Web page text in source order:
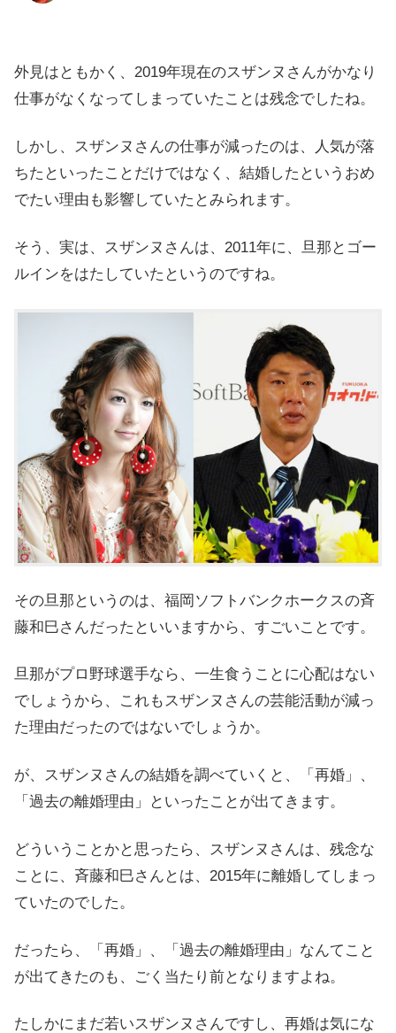
外見はともかく、2019年現在のスザンヌさんがかなり
仕事がなくなってしまっていたことは残念でしたね。
しかし、スザンヌさんの仕事が減ったのは、人気が落
ちたといったことだけではなく、結婚したというおめ
でたい理由も影響していたとみられます。
そう、実は、スザンヌさんは、2011年に、旦那とゴー
ルインをはたしていたというのですね。
その旦那というのは、 福岡ソフトバンクホークスの斉
藤和巳さんだったといいますから、すごいことです。
旦那がプロ野球選手なら、一生食うことに心配はない
でしょうから、これもスザンヌさんの芸能活動が減っ
た理由だったのではないでしょうか。
が、スザンヌさんの結婚を調べていくと、
「再婚」、
「過去の離婚理由」といったことが出てきます。
どういうことかと思ったら、スザンヌさんは、残念な
ことに、 斉藤和巳さんとは、2015年に離婚してしまっ
ていたのでした。
だったら、「再婚」、「過去の離婚理由」なんてこと
が出てきたのも、ごく当たり前となりますよね。
たしかにまだ若いスザンヌさんですし、 再婚は気にな